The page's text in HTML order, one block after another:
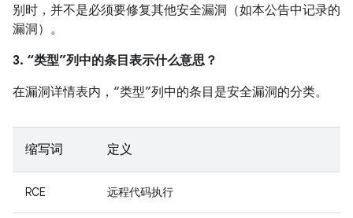
别时，并不是必须要修复其他安全漏洞（如本公告中记录的
漏洞）。
3. “类型”列中的条目表示什么意思？
在漏洞详情表内，“类型”列中的条目是安全漏洞的分类。
缩写词 定义
RCE 远程代码执行